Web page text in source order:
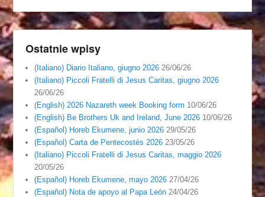
Ostatnie wpisy
(Italiano) Diario Italiano, giugno 2026 26/06/26
(Italiano) Piccoli Fratelli di Jesus Caritas, giugno 2026
26/06/26
(English) 2026 Nazareth week Booking form 10/06/26
(English) Be Brothers Uk and Ireland, June 2026 10/06/26
(Español) Horeb Ekumene, junio 2026 29/05/26
(Español) Carta de Pentecostés 2026 23/05/26
(Italiano) Piccoli Fratelli di Jesus Caritas, maggio 2026
20/05/26
(Español) Horeb Ekumene, mayo 2026 27/04/26
(Español) Nota de apoyo al Papa León 24/04/26